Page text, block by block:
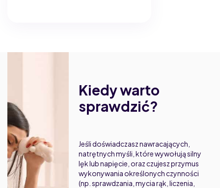
Kiedy warto
sprawdzić?
Jeśli doświadczasz nawracających,
natrętnych myśli, które wywołują silny
lęk lub napięcie, oraz czujesz przymus
wykonywania określonych czynności
(np. sprawdzania, mycia rąk, liczenia,